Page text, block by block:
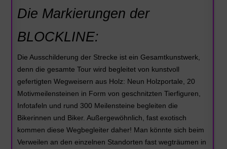
Die Markierungen der
BLOCKLINE:
Die Ausschilderung der Strecke ist ein Gesamtkunstwerk,
denn die gesamte Tour wird begleitet von kunstvoll
gefertigten Wegweisern aus Holz: Neun Holzportale, 20
Motivmeilensteinen in Form von geschnitzten Tierfiguren,
Infotafeln und rund 300 Meilensteine begleiten die
Bikerinnen und Biker. Außergewöhnlich, fast exotisch
kommen diese Wegbegleiter daher! Man könnte sich beim
Verweilen an den einzelnen Standorten fast wegträumen in